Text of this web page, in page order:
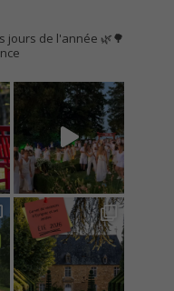
jours de l'année 🌿🌳